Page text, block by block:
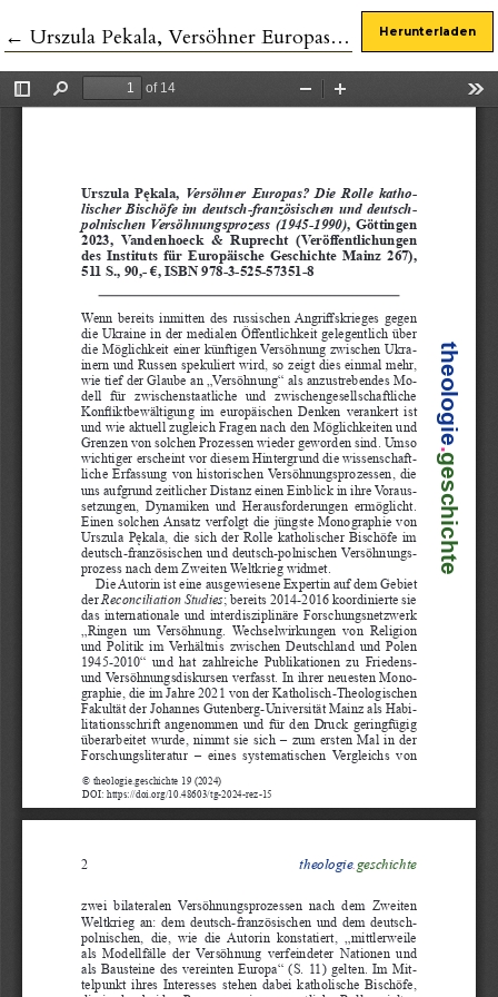
← Zu Artikeldetails zurückkehren
Urszula Pekala, Versöhner Europas? Die Rolle katholischer Bischöfe im deutsch-französischen und deutschpolnischen Versöhnungsprozess (1945-1990) Herunterladen